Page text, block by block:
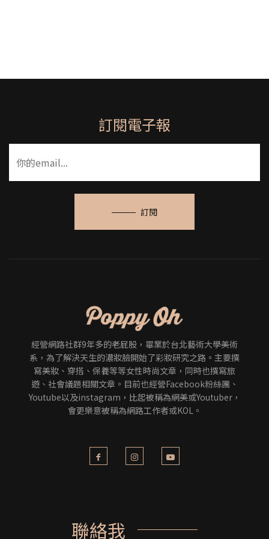
訂閱電子報
訂閱
經營網路社群9年多的老屁股，畢業於台北藝術大學美術
系，為了解決天生的濃妝臉開始了彩妝研究之路。主要撰
寫美妝、穿搭、保養等等女性時尚文章，同時也撰寫旅
遊、社會議題相關文章。目前也經營Facebook粉絲團、
Youtube以及instagram，比起被稱為網美或Youtuber，
會更樂意被稱為網路工作者或KOL。
聯絡我